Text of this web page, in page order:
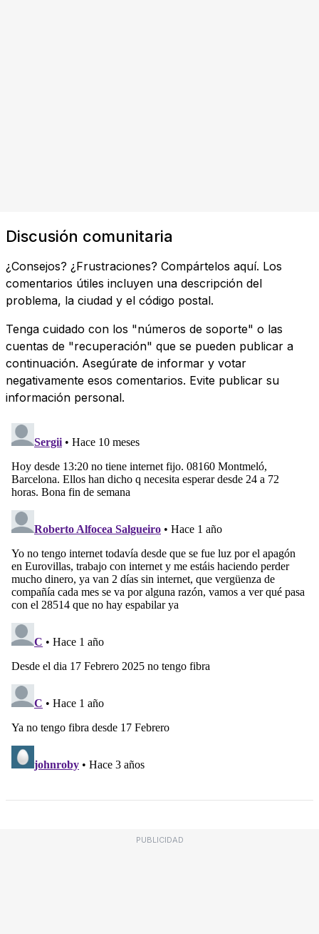
Discusión comunitaria
¿Consejos? ¿Frustraciones? Compártelos aquí. Los
comentarios útiles incluyen una descripción del
problema, la ciudad y el código postal.
Tenga cuidado con los "números de soporte" o las
cuentas de "recuperación" que se pueden publicar a
continuación. Asegúrate de informar y votar
negativamente esos comentarios. Evite publicar su
información personal.
PUBLICIDAD